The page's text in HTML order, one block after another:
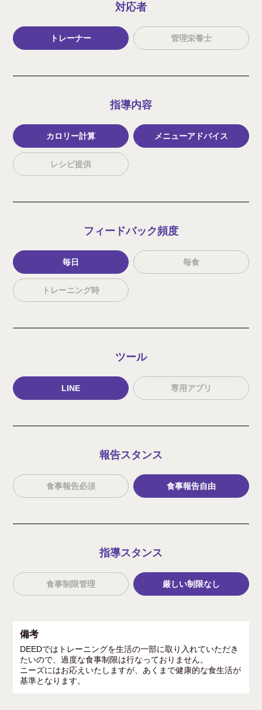
対応者
トレーナー 管理栄養士
指導内容
カロリー計算 メニューアドバイス
レシピ提供
フィードバック頻度
毎日 毎食
トレーニング時
ツール
LINE 専用アプリ
報告スタンス
食事報告必須 食事報告自由
指導スタンス
食事制限管理 厳しい制限なし
備考
DEEDではトレーニングを生活の一部に取り入れていただき
たいので、過度な食事制限は行なっておりません。
ニーズにはお応えいたしますが、あくまで健康的な食生活が
基準となります。